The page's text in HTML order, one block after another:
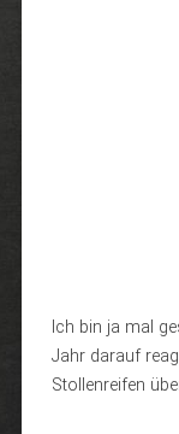
Ich bin ja mal
Jahr darauf
Stollenreifen